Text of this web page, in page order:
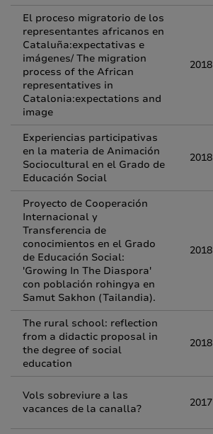
El proceso migratorio de los
representantes africanos en
Cataluña:expectativas e
imágenes/ The migration
process of the African
representatives in
Catalonia:expectations and
image
2018
Experiencias participativas
en la materia de Animación
Sociocultural en el Grado de
Educación Social
2018
Proyecto de Cooperación
Internacional y
Transferencia de
conocimientos en el Grado
de Educación Social:
'Growing In The Diaspora'
con población rohingya en
Samut Sakhon (Tailandia).
2018
The rural school: reflection
from a didactic proposal in
the degree of social
education
2018
Vols sobreviure a las
vacances de la canalla?
2017